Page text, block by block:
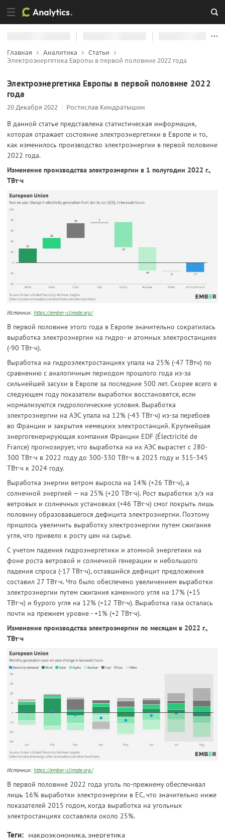
Главная Аналитика
Статьи
Электроэнергетика Европы в первой половине 2022 года
Электроэнергетика Европы в первой половине 2022
года
20 Декабря 2022 Ростислав Киндратышин
В данной статье представлена статистическая информация,
которая отражает состояние электроэнергетики в Европе и то,
как изменилось производство электроэнергии в первой половине
2022 года.
Изменение производства электроэнергии в 1 полугодии 2022 г.,
ТВт·ч
Источник: https://ember-climate.org/
В первой половине этого года в Европе значительно сократилась
выработка электроэнергии на гидро- и атомных электростанциях
(-90 ТВт·ч).
Выработка на гидроэлектростанциях упала на 25% (-47 ТВтч) по
сравнению с аналогичным периодом прошлого года из-за
сильнейшей засухи в Европе за последние 500 лет. Скорее всего в
следующем году показатели выработки восстановятся, если
нормализуются гидрологические условия. Выработка
электроэнергии на АЭС упала на 12% (-43 ТВт·ч) из-за перебоев
во Франции и закрытия немецких электростанций. Крупнейшая
энергогенерирующая компания Франции EDF (Électricité de
France) прогнозирует, что выработка на их АЭС вырастет с 280-
300 ТВт·ч в 2022 году до 300-330 ТВт·ч в 2023 году и 315-345
ТВт·ч к 2024 году.
Выработка энергии ветром выросла на 14% (+26 ТВт·ч), а
солнечной энергией — на 25% (+20 ТВт·ч). Рост выработки э/э на
ветровых и солнечных установках (+46 ТВт·ч) смог покрыть лишь
половину образовавшегося дефицита электроэнергии. Поэтому
пришлось увеличить выработку электроэнергии путем сжигания
угля, что привело к росту цен на сырье.
С учетом падения гидроэнергетики и атомной энергетики на
фоне роста ветровой и солнечной генерации и небольшого
падения спроса (-17 ТВт·ч), оставшийся дефицит предложения
составил 27 ТВт·ч. Что было обеспечено увеличением выработки
электроэнергии путем сжигания каменного угля на 17% (+15
ТВт·ч) и бурого угля на 12% (+12 ТВт·ч). Выработка газа осталась
почти на прежнем уровне - +1% (+2 ТВт·ч).
Изменение производства электроэнергии по месяцам в 2022 г.,
ТВт·ч
Источник: https://ember-climate.org/
В первой половине 2022 года уголь по-прежнему обеспечивал
лишь 16% выработки электроэнергии в ЕС, что значительно ниже
показателей 2015 годом, когда выработка на угольных
электростанциях составляла около 25%.
Теги: макроэкономика, энергетика